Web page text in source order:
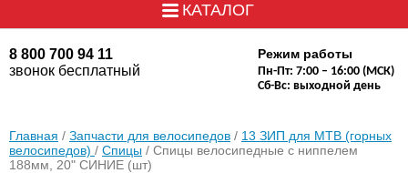
8 800 700 94 11
звонок бесплатный
Режим работы
Пн-Пт: 7:00 – 16:00 (МСК)
Сб-Вс: выходной день
КАТАЛОГ
Главная / Запчасти для велосипедов / 13 ЗИП для MTB (горных
велосипедов) / Спицы / Спицы велосипедные с ниппелем
188мм, 20" СИНИЕ (шт)